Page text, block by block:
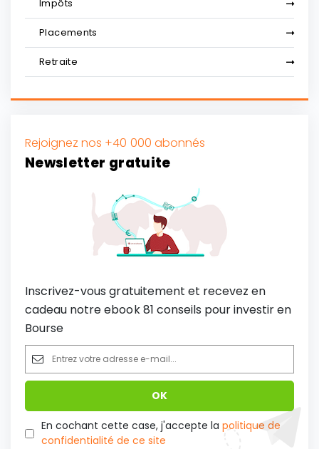
Impôts
Placements
Retraite
Rejoignez nos +40 000 abonnés
Newsletter gratuite
Inscrivez-vous gratuitement et recevez en
cadeau notre ebook 81 conseils pour investir en
Bourse
En cochant cette case, j'accepte la politique de
confidentialité de ce site